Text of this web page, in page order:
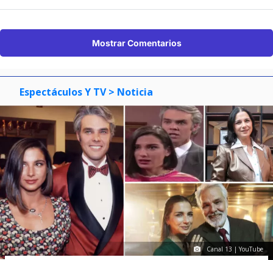
Mostrar Comentarios
Espectáculos Y TV > Noticia
Canal 13 | YouTube